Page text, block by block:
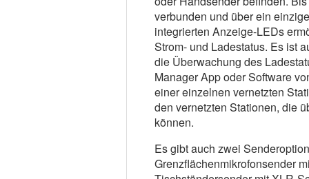
verbunden und über ein
integrierten Anzeige-LEDs
Strom- und Ladestatus. Es ist
die Überwachung des
Manager App oder Software
einer einzelnen vernetzten
den vernetzten Stationen, die
können.
Es gibt auch zwei
Grenzflächenmikrofonsender